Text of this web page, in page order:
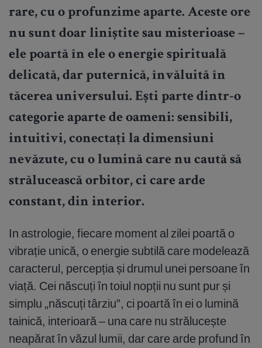
rare, cu o profunzime aparte. Aceste ore
nu sunt doar liniștite sau misterioase –
ele poartă în ele o energie spirituală
delicată, dar puternică, învăluită în
tăcerea universului. Ești parte dintr-o
categorie aparte de oameni: sensibili,
intuitivi, conectați la dimensiuni
nevăzute, cu o lumină care nu caută să
strălucească orbitor, ci care arde
constant, din interior.
In astrologie, fiecare moment al zilei poartă o
vibrație unică, o energie subtilă care modelează
caracterul, percepția și drumul unei persoane în
viață. Cei născuți în toiul nopții nu sunt pur și
simplu „născuți târziu”, ci poartă în ei o lumină
tainică, interioară – una care nu strălucește
neapărat în văzul lumii, dar care arde profund în